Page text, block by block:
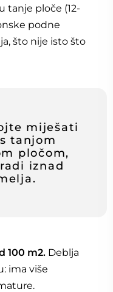
tanje ploče (12-
podne
što nije isto što
miješati
tanjom
pločom,
iznad
100 m2. Deblja
ima više